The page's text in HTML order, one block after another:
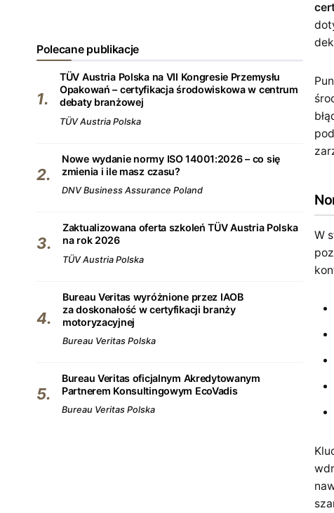
W
Polecane publikacje
TÜV Austria Polska na VII Kongresie Przemysłu
Opakowań – certyfikacja środowiskowa w centrum
debaty branżowej
TÜV Austria Polska
Nowe wydanie normy ISO 14001:2026 – co się
zmienia i ile masz czasu?
DNV Business Assurance Poland
Zaktualizowana oferta szkoleń TÜV Austria Polska
na rok 2026
TÜV Austria Polska
Bureau Veritas wyróżnione przez IAOB
za doskonałość w certyfikacji branży
motoryzacyjnej
Bureau Veritas Polska
Bureau Veritas oficjalnym Akredytowanym
Partnerem Konsultingowym EcoVadis
Bureau Veritas Polska